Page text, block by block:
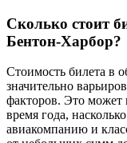
Сколько стоит
Бентон-Харбор?
Стоимость билета в
значительно
факторов. Это может
время года,
авиакомпанию и